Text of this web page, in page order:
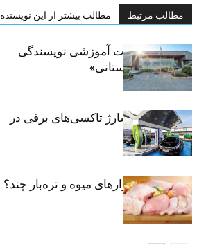
مطالب مرتبط مطالب بیشتر از این نویسنده
برگزاری جلسات آموزشی نویسندگی
«زندگی‌نامه داستانی»
توسعه شبکه شارژ تاکسی‌های برقی در
پایتخت
مرغ تازه در بازارهای میوه و تره‌بار چند؟